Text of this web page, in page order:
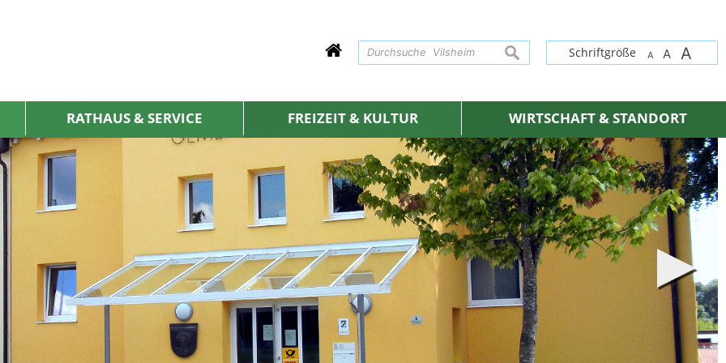
Schriftgröße A A A
suchen
RATHAUS & SERVICE FREIZEIT & KULTUR WIRTSCHAFT & STANDORT